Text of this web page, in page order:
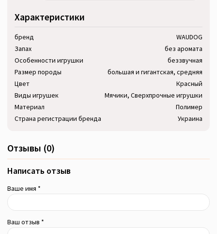
Характеристики
бренд
WAUDOG
Запах
без аромата
Особенности игрушки
беззвучная
Размер породы
большая и гигантская, средняя
Цвет
Красный
Виды игрушек
Мячики, Сверхпрочные игрушки
Материал
Полимер
Страна регистрации бренда
Украина
Отзывы (0)
Написать отзыв
Ваше имя *
Ваш отзыв *